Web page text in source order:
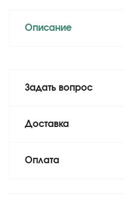
Описание
Задать вопрос
Доставка
Оплата